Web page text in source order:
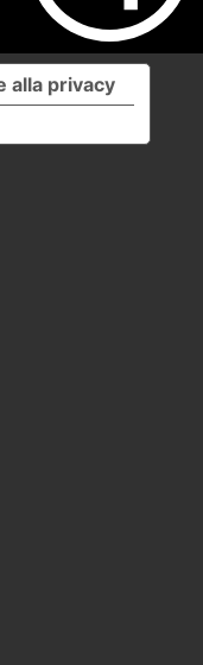
alla privacy